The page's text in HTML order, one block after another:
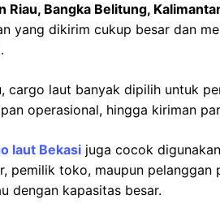
Riau, Bangka Belitung,
yang dikirim cukup besar dan
cargo laut banyak dipilih untuk
operasional, hingga kiriman
laut Bekasi juga cocok
pemilik toko, maupun pelanggan
dengan kapasitas besar.